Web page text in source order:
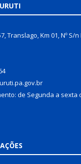
Translago, Km 01, Nº S/
de Segunda a sexta